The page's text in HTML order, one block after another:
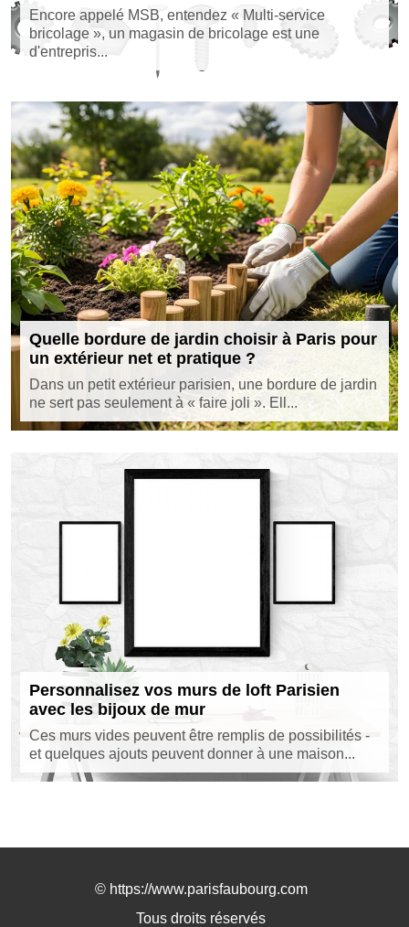
Encore appelé MSB, entendez « Multi-service
bricolage », un magasin de bricolage est une
d'entrepris...
Quelle bordure de jardin choisir à Paris pour
un extérieur net et pratique ?
Dans un petit extérieur parisien, une bordure de jardin
ne sert pas seulement à « faire joli ». Ell...
Personnalisez vos murs de loft Parisien
avec les bijoux de mur
Ces murs vides peuvent être remplis de possibilités -
et quelques ajouts peuvent donner à une maison...
© https://www.parisfaubourg.com
Tous droits réservés